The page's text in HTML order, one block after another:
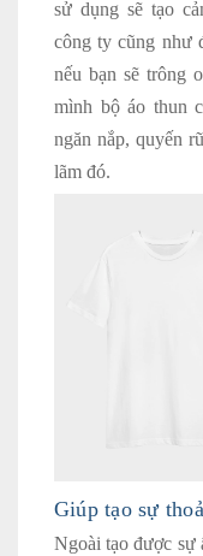
sử dụng sẽ tạo
công ty cũng như
nếu bạn sẽ trông
mình bộ áo thun
ngăn nắp, quyến
lãm đó.
Giúp tạo sự
Ngoài tạo được sự